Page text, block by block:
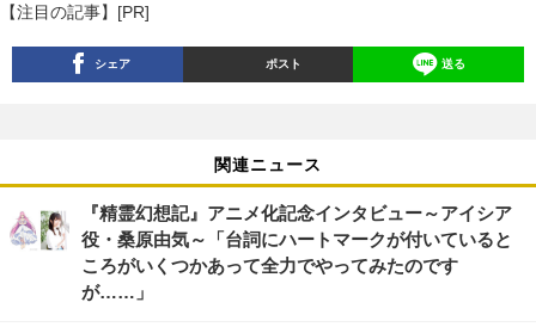
【注目の記事】[PR]
シェア ポスト 送る
関連ニュース
『精霊幻想記』アニメ化記念インタビュー～アイシア
役・桑原由気～「台詞にハートマークが付いていると
ころがいくつかあって全力でやってみたのです
が……」